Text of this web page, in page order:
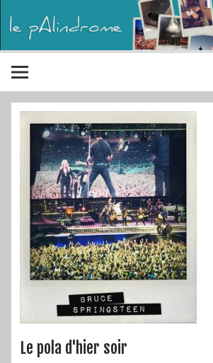
Le pola d'hier soir